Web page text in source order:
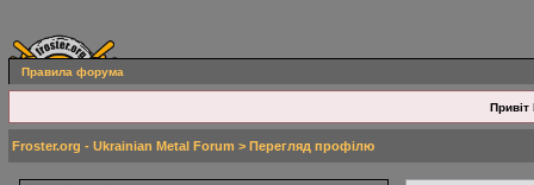
Правила форума
Привіт
Froster.org - Ukrainian Metal Forum > Перегляд профілю